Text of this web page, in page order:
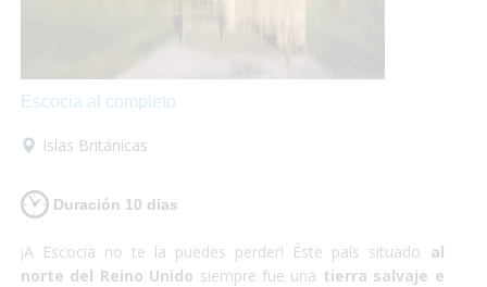
Escocia al completo
Islas Británicas
Duración 10 dias
¡A Escocia no te la puedes perder! Éste país situado al
norte del Reino Unido siempre fue una tierra salvaje e